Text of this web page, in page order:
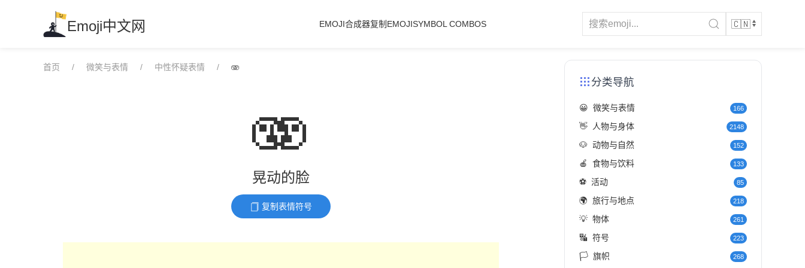
Emoji中文网 EMOJI合成器复制EMOJISYMBOL COMBOS
首页 微笑与表情 中性怀疑表情 🫨
🫨
晃动的脸
复制表情符号
分类导航
😀 微笑与表情 166
👋 人物与身体 2148
🐶 动物与自然 152
🍎 食物与饮料 133
⚽ 活动 85
🌍 旅行与地点 218
💡 物体 261
🔣 符号 223
🏳️ 旗帜 268